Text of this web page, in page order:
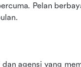
Pelan
dan agensi yang